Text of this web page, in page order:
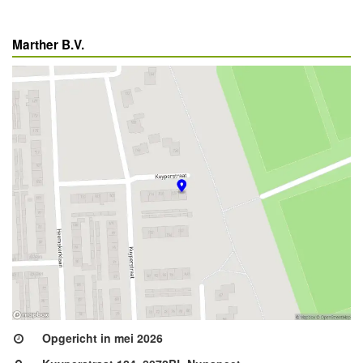
Marther B.V.
Opgericht in mei 2026